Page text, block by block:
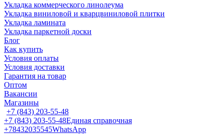
Укладка коммерческого линолеума
Укладка виниловой и кварцвиниловой плитки
Укладка ламината
Укладка паркетной доски
Блог
Как купить
Условия оплаты
Условия доставки
Гарантия на товар
Оптом
Вакансии
Магазины
+7 (843) 203-55-48
+7 (843) 203-55-48Единая справочная
+78432035545WhatsApp